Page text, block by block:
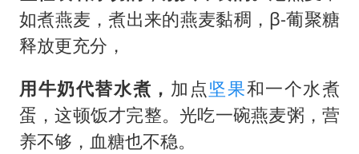
如煮燕麦，煮出来的燕麦黏稠，β-葡聚糖
释放更充分，
用牛奶代替水煮， 加点坚果和一个水煮
蛋，这顿饭才完整。光吃一碗燕麦粥，营
养不够，血糖也不稳。